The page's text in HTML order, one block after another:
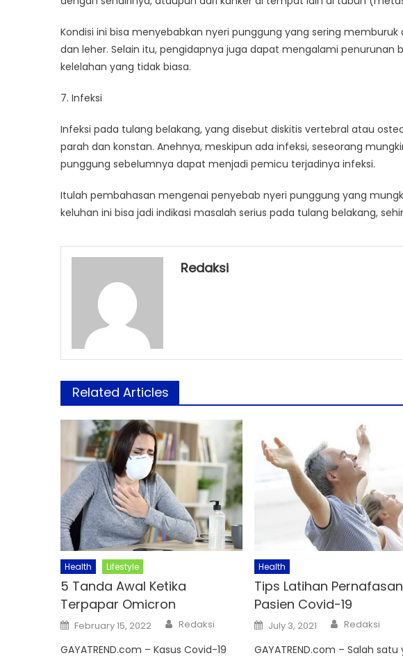
Kondisi ini bisa menyebabkan nyeri punggung yang sering
dan leher. Selain itu, pengidapnya juga dapat mengalami penurunan
kelelahan yang tidak biasa.
7. Infeksi
Infeksi pada tulang belakang, yang disebut diskitis vertebral atau
parah dan konstan. Anehnya, meskipun ada infeksi, seseorang
punggung sebelumnya dapat menjadi pemicu terjadinya infeksi.
Itulah pembahasan mengenai penyebab nyeri punggung yang
keluhan ini bisa jadi indikasi masalah serius pada tulang belakang,
Redaksi
Related Articles
Health Lifestyle
5 Tanda Awal Ketika
Terpapar Omicron
Posted
on
February 15, 2022 Author
Redaksi
GAYATREND.com – Kasus Covid-19
Health
Tips Latihan
Pasien Covid-19
Posted
on
July 3, 2021 Author
Redaksi
GAYATREND.com – Salah satu